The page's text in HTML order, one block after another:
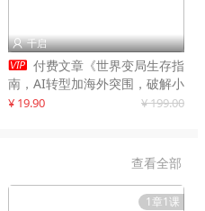
 千启
 付费文章《世界变局生存指
南，AI转型加海外突围，破解小
城市生存陷阱》
¥ 19.90 ¥ 199.00
查看全部
1章1课